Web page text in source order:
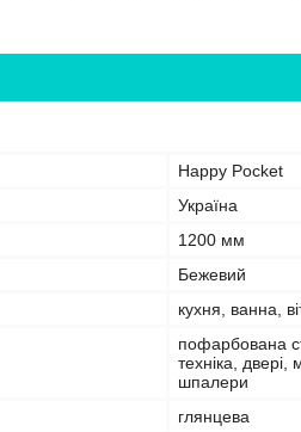
Happy Pocket
Україна
1200 мм
Бежевий
кухня, ванна,
пофарбована
техніка, двері,
шпалери
глянцева